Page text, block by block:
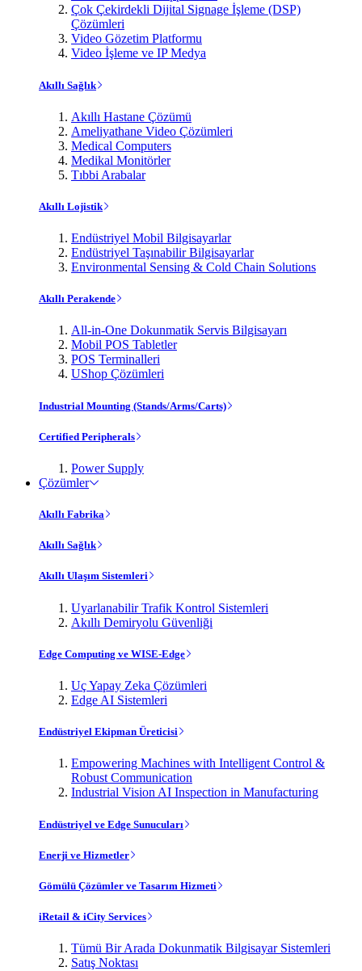
Çok Çekirdekli Dijital Signage İşleme (DSP)
Çözümleri
Video Gözetim Platformu
Video İşleme ve IP Medya
Akıllı Sağlık
Akıllı Hastane Çözümü
Ameliyathane Video Çözümleri
Medical Computers
Medikal Monitörler
Tıbbi Arabalar
Akıllı Lojistik
Endüstriyel Mobil Bilgisayarlar
Endüstriyel Taşınabilir Bilgisayarlar
Environmental Sensing & Cold Chain Solutions
Akıllı Perakende
All-in-One Dokunmatik Servis Bilgisayarı
Mobil POS Tabletler
POS Terminalleri
UShop Çözümleri
Industrial Mounting (Stands/Arms/Carts)
Certified Peripherals
Power Supply
Çözümler
Akıllı Fabrika
Akıllı Sağlık
Akıllı Ulaşım Sistemleri
Uyarlanabilir Trafik Kontrol Sistemleri
Akıllı Demiryolu Güvenliği
Edge Computing ve WISE-Edge
Uç Yapay Zeka Çözümleri
Edge AI Sistemleri
Endüstriyel Ekipman Üreticisi
Empowering Machines with Intelligent Control &
Robust Communication
Industrial Vision AI Inspection in Manufacturing
Endüstriyel ve Edge Sunucuları
Enerji ve Hizmetler
Gömülü Çözümler ve Tasarım Hizmeti
iRetail & iCity Services
Tümü Bir Arada Dokunmatik Bilgisayar Sistemleri
Satış Noktası